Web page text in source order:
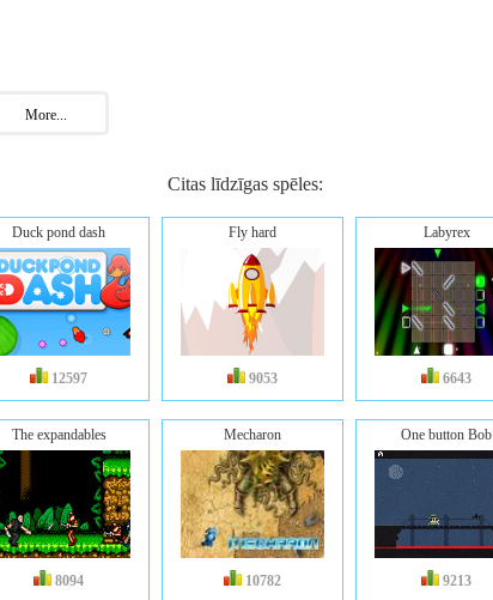
More...
Citas līdzīgas spēles:
Duck pond dash
12597
Fly hard
9053
Labyrex
6643
The expandables
8094
Mecharon
10782
One button Bob
9213